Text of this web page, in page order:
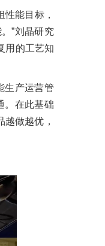
性能目标，
”刘晶研究
用的工艺知
生产运营管
。在此基础
做越优，